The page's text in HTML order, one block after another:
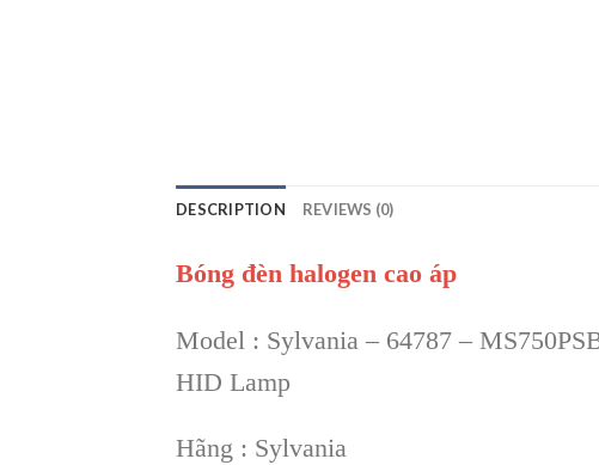
DESCRIPTION REVIEWS (0)
Bóng đèn halogen cao áp
Model : Sylvania – 64787 –
HID Lamp
Hãng : Sylvania